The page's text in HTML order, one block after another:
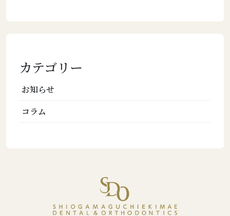
カテゴリー
お知らせ
コラム